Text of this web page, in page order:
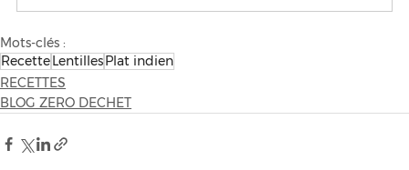
Mots-clés :
Recette Lentilles Plat indien
RECETTES
BLOG ZERO DECHET